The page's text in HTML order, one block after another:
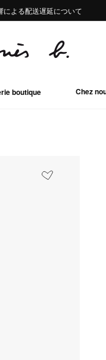
響による配送遅延について
2buy10%OFF!!
による配送遅延について
響による配送遅延について
2buy10%OFF!!
boutique Chez